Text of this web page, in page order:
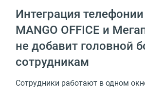
Интеграция телефонии
MANGO OFFICE и
не добавит головной
сотрудникам
Сотрудники работают в одном